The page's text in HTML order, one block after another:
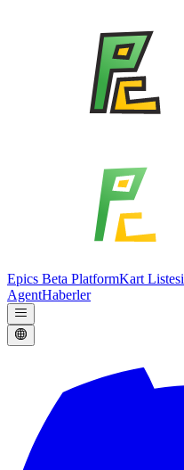
Epics Beta PlatformKart Listesi
AgentHaberler